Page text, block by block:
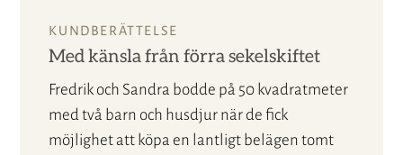
KUNDBERÄTTELSE
Med känsla från förra sekelskiftet
Fredrik och Sandra bodde på 50 kvadratmeter
med två barn och husdjur när de fick
möjlighet att köpa en lantligt belägen tomt